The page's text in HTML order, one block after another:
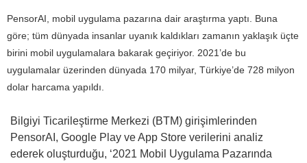
PensorAI, mobil uygulama pazarına dair araştırma yaptı. Buna
göre; tüm dünyada insanlar uyanık kaldıkları zamanın yaklaşık üçte
birini mobil uygulamalara bakarak geçiriyor. 2021’de bu
uygulamalar üzerinden dünyada 170 milyar, Türkiye’de 728 milyon
dolar harcama yapıldı.
Bilgiyi Ticarileştirme Merkezi (BTM) girişimlerinden
PensorAI, Google Play ve App Store verilerini analiz
ederek oluşturduğu, ‘2021 Mobil Uygulama Pazarında